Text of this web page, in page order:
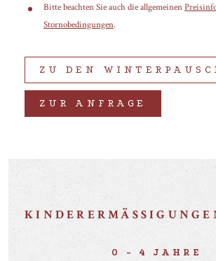
Bitte beachten Sie auch die allgemeinen
Stornobedingungen.
ZU DEN
ZUR ANFRAGE
KINDERERMÄSSIGUNGEN
0 - 4 JAHRE